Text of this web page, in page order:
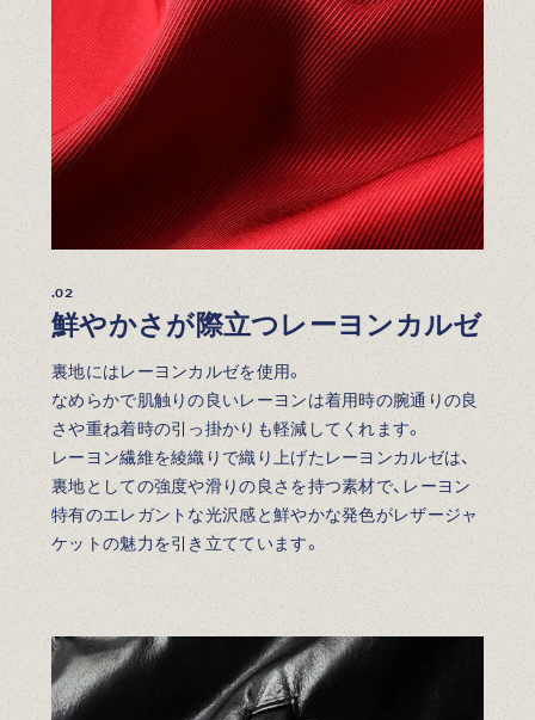
.02
鮮やかさが際立つレーヨンカルゼ
裏地にはレーヨンカルゼを使用。
なめらかで肌触りの良いレーヨンは着用時の腕通りの良
さや重ね着時の引っ掛かりも軽減してくれます。
レーヨン繊維を綾織りで織り上げたレーヨンカルゼは、
裏地としての強度や滑りの良さを持つ素材で、レーヨン
特有のエレガントな光沢感と鮮やかな発色がレザージャ
ケットの魅力を引き立てています。